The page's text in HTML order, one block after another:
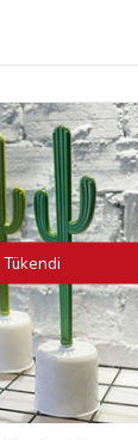
Tükendi